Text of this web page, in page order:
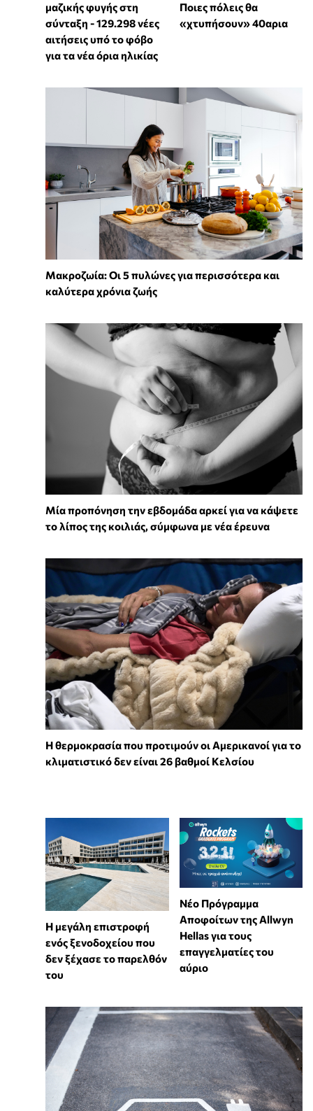
μαζικής φυγής στη
σύνταξη - 129.298 νέες
αιτήσεις υπό το φόβο
για τα νέα όρια ηλικίας
Ποιες πόλεις θα
«χτυπήσουν» 40αρια
Mακροζωία: Οι 5 πυλώνες για περισσότερα και
καλύτερα χρόνια ζωής
Μία προπόνηση την εβδομάδα αρκεί για να κάψετε
το λίπος της κοιλιάς, σύμφωνα με νέα έρευνα
Η θερμοκρασία που προτιμούν οι Αμερικανοί για το
κλιματιστικό δεν είναι 26 βαθμοί Κελσίου
Η μεγάλη επιστροφή
ενός ξενοδοχείου που
δεν ξέχασε το παρελθόν
του
Νέο Πρόγραμμα
Αποφοίτων της Allwyn
Hellas για τους
επαγγελματίες του
αύριο